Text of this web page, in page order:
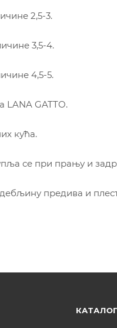
2,5-3.
3,5-4.
4,5-5.
GATTO.
кућа.
се при прању и
предива и
КАТАЛОГ